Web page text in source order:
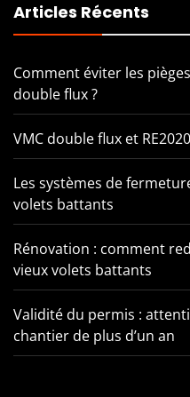
Articles Récents
Comment éviter les
double flux ?
VMC double flux et
Les systèmes de
volets battants
Rénovation : comment
vieux volets battants
Validité du permis :
chantier de plus d’un an